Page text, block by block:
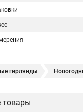
гирлянды
товары